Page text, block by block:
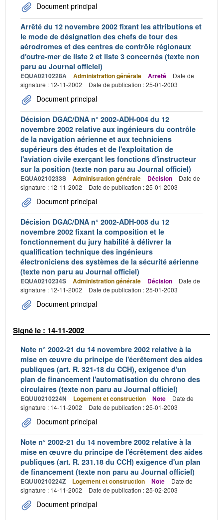
Document principal
Arrêté du 12 novembre 2002 fixant les attributions et
le mode de désignation des chefs de tour des
aérodromes et des centres de contrôle régionaux
d'outre-mer de liste 2 et liste 3 concernés (texte non
paru au Journal officiel)
EQUA0210228A Administration générale Arrêté
Date de
signature : 12-11-2002
Date de publication : 25-01-2003
Document principal
Décision DGAC/DNA n° 2002-ADH-004 du 12
novembre 2002 relative aux ingénieurs du contrôle
de la navigation aérienne et aux techniciens
supérieurs des études et de l'exploitation de
l'aviation civile exerçant les fonctions d'instructeur
sur la position (texte non paru au Journal officiel)
EQUA0210233S Administration générale Décision
Date de
signature : 12-11-2002
Date de publication : 25-01-2003
Document principal
Décision DGAC/DNA n° 2002-ADH-005 du 12
novembre 2002 fixant la composition et le
fonctionnement du jury habilité à délivrer la
qualification technique des ingénieurs
électroniciens des systèmes de la sécurité aérienne
(texte non paru au Journal officiel)
EQUA0210234S Administration générale Décision
Date de
signature : 12-11-2002
Date de publication : 25-01-2003
Document principal
Signé le : 14-11-2002
Note n° 2002-21 du 14 novembre 2002 relative à la
mise en œuvre du principe de l'écrêtement des aides
publiques (art. R. 321-18 du CCH), exigence d'un
plan de financement l'automatisation du chrono des
circulaires (texte non paru au Journal officiel)
EQUU0210224N Logement et construction Note
Date de
signature : 14-11-2002
Date de publication : 25-01-2003
Document principal
Note n° 2002-21 du 14 novembre 2002 relative à la
mise en œuvre du principe de l'écrêtement des aides
publiques (art. R. 231.18 du CCH) exigence d'un plan
de financement (texte non paru au Journal officiel)
EQUU0210224Z Logement et construction Note
Date de
signature : 14-11-2002
Date de publication : 25-02-2003
Document principal